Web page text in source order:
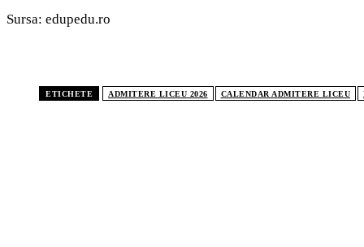
Sursa: edupedu.ro
ETICHETE ADMITERE LICEU 2026 CALENDAR ADMITERE LICEU